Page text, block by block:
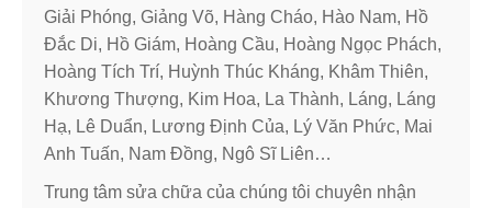
Giải Phóng, Giảng Võ, Hàng Cháo, Hào Nam, Hồ
Đắc Di, Hồ Giám, Hoàng Cầu, Hoàng Ngọc Phách,
Hoàng Tích Trí, Huỳnh Thúc Kháng, Khâm Thiên,
Khương Thượng, Kim Hoa, La Thành, Láng, Láng
Hạ, Lê Duẩn, Lương Định Của, Lý Văn Phức, Mai
Anh Tuấn, Nam Đồng, Ngô Sĩ Liên…
Trung tâm sửa chữa của chúng tôi chuyên nhận